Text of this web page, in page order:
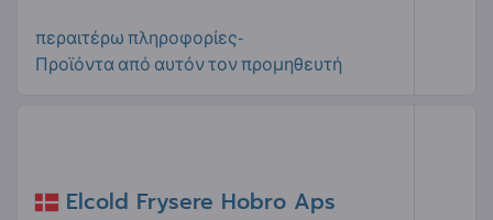
περαιτέρω πληροφορίες-
Προϊόντα από αυτόν τον προμηθευτή
Elcold Frysere Hobro Aps